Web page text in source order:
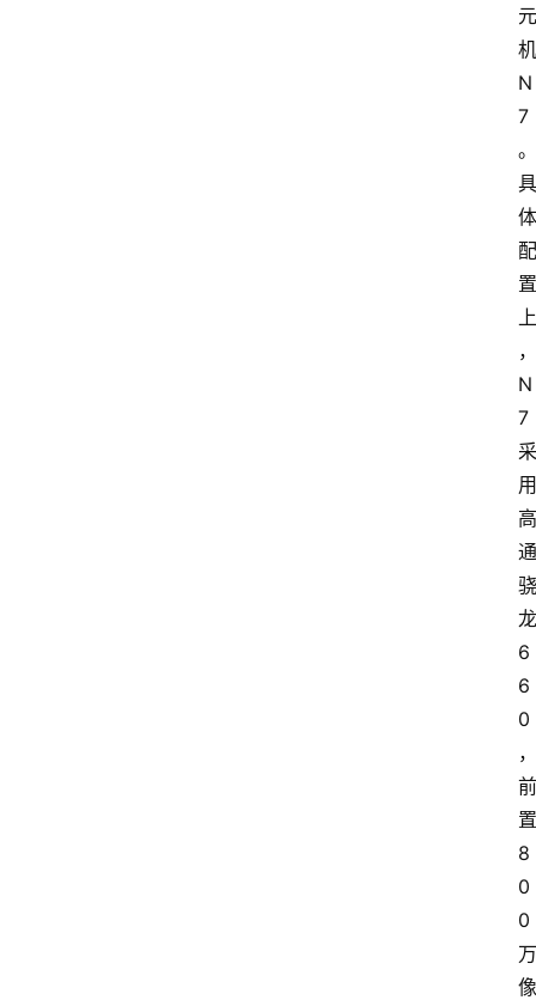
元
机
N
7
。
具
体
配
置
上
，
N
7
采
用
高
通
骁
龙
6
6
0
，
前
置
8
0
0
万
像